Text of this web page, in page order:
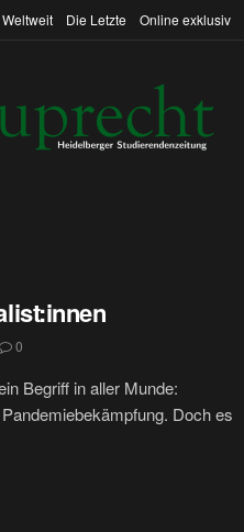
Weltweit Die Letzte Online exklusiv
0
Begriff in aller Munde:
Doch es